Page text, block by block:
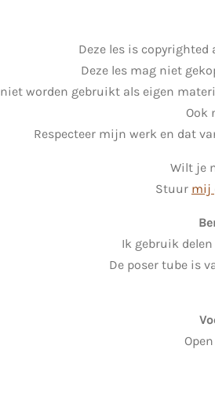
Deze les is
Deze les mag niet
niet worden gebruikt als eigen
Ook
Respecteer mijn werk en dat
Wilt je
Stuur mij
Ik gebruik
De poser tube is